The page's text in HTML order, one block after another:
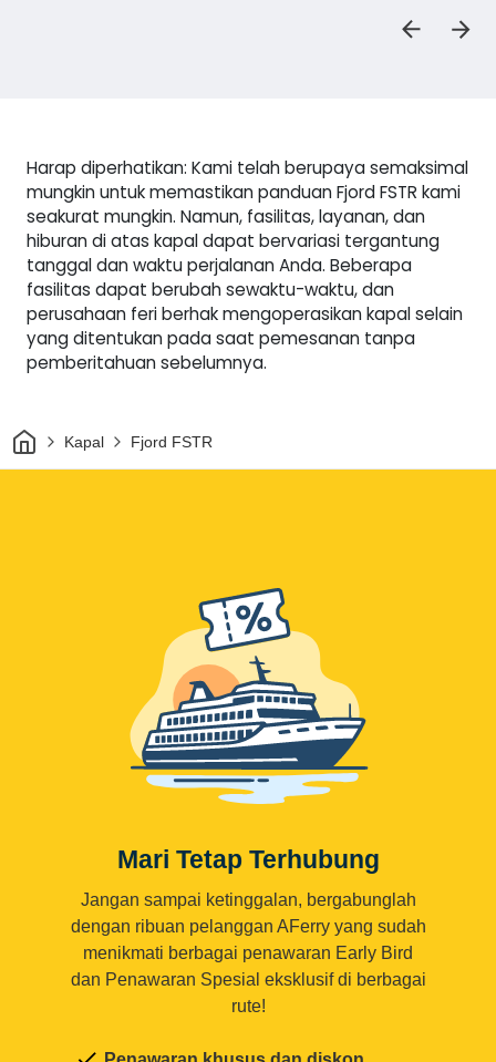
Harap diperhatikan: Kami telah berupaya semaksimal
mungkin untuk memastikan panduan Fjord FSTR kami
seakurat mungkin. Namun, fasilitas, layanan, dan
hiburan di atas kapal dapat bervariasi tergantung
tanggal dan waktu perjalanan Anda. Beberapa
fasilitas dapat berubah sewaktu-waktu, dan
perusahaan feri berhak mengoperasikan kapal selain
yang ditentukan pada saat pemesanan tanpa
pemberitahuan sebelumnya.
RumahKapal Fjord FSTR
Mari Tetap Terhubung
Jangan sampai ketinggalan, bergabunglah
dengan ribuan pelanggan AFerry yang sudah
menikmati berbagai penawaran Early Bird
dan Penawaran Spesial eksklusif di berbagai
rute!